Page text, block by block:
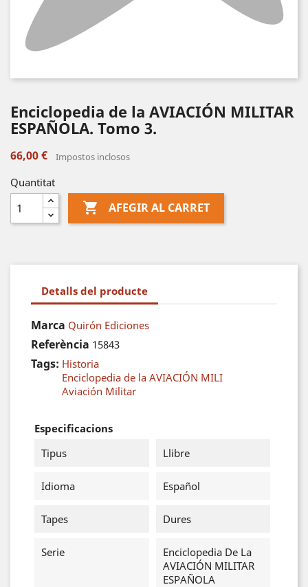
Enciclopedia de la AVIACIÓN MILITAR
ESPAÑOLA. Tomo 3.
66,00 € Impostos inclosos
Quantitat
 AFEGIR AL CARRET
Detalls del producte
Marca Quirón Ediciones
Referència 15843
Tags: Historia
Enciclopedia de la AVIACIÓN MILI
Aviación Militar
Especificacions
Tipus
Llibre
Idioma Español
Tapes Dures
Serie
Enciclopedia De La
AVIACIÓN MILITAR
ESPAÑOLA